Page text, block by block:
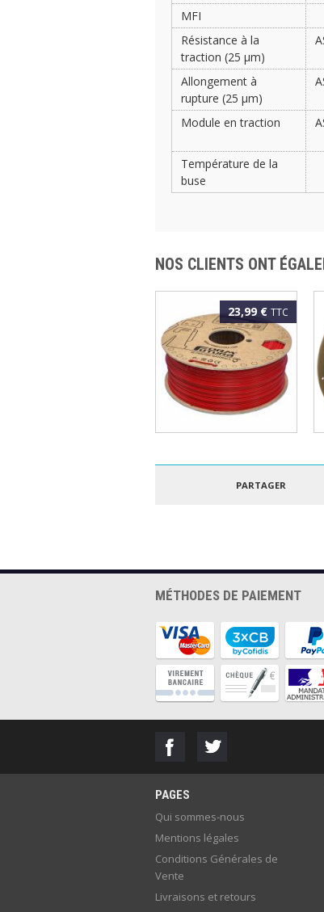
MFI
Résistance à la
traction (25 µm)
Allongement à
rupture (25 µm)
Module en traction
Température de la
buse
NOS CLIENTS ONT
23,99 € TTC
EASYFIL 1.75MM
PARTAGER
MÉTHODES DE PAIEMENT
PAGES
Qui sommes-nous
Mentions légales
Conditions Générales de
Vente
Livraisons et retours